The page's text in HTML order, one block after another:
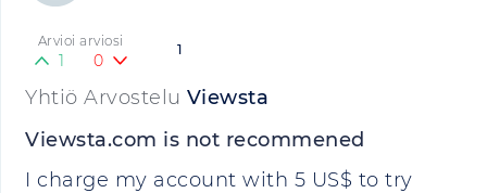
1
Arvioi arviosi
1 0
Yhtiö Arvostelu Viewsta
Viewsta.com is not recommened
I charge my account with 5 US$ to try